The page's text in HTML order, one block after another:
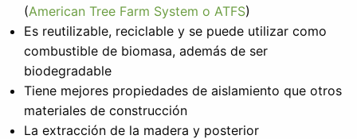
(American Tree Farm System o ATFS)
Es reutilizable, reciclable y se puede utilizar como
combustible de biomasa, además de ser
biodegradable
Tiene mejores propiedades de aislamiento que otros
materiales de construcción
La extracción de la madera y posterior